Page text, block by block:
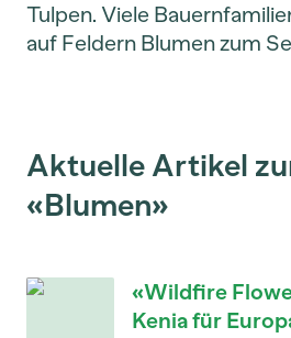
Tulpen. Viele
auf Feldern Blumen zum
Aktuelle Artikel
«Blumen»
«Wildfire
Kenia für